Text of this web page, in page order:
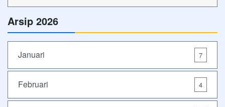
Arsip 2026
Januari 7
Februari 4